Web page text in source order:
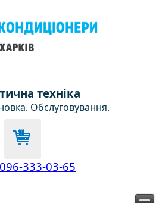
техніка
Обслуговування.
096-333-03-65